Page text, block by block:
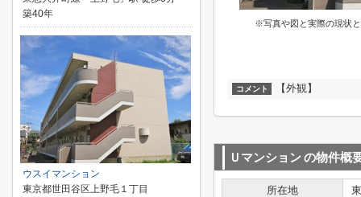
※写真や図と実際の現状
コメント 【外観】
Ｕマンションの物件概
所在地
築40年
ウスイマンション
東京都世田谷区上野毛１丁目